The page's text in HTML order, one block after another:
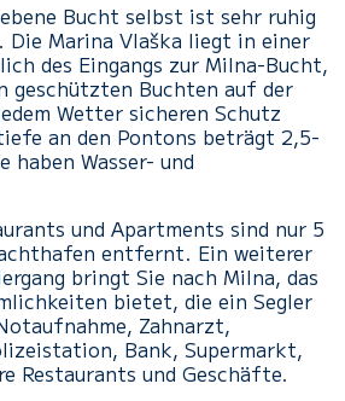
Bucht selbst ist sehr ruhig
Die Marina Vlaška liegt in einer
des Eingangs zur Milna-Bucht,
geschützten Buchten auf der
Wetter sicheren Schutz
an den Pontons beträgt 2,5-
Wasser- und
und Apartments sind nur 5
entfernt. Ein weiterer
bringt Sie nach Milna, das
bietet, die ein Segler
Zahnarzt,
Bank, Supermarkt,
Restaurants und Geschäfte.